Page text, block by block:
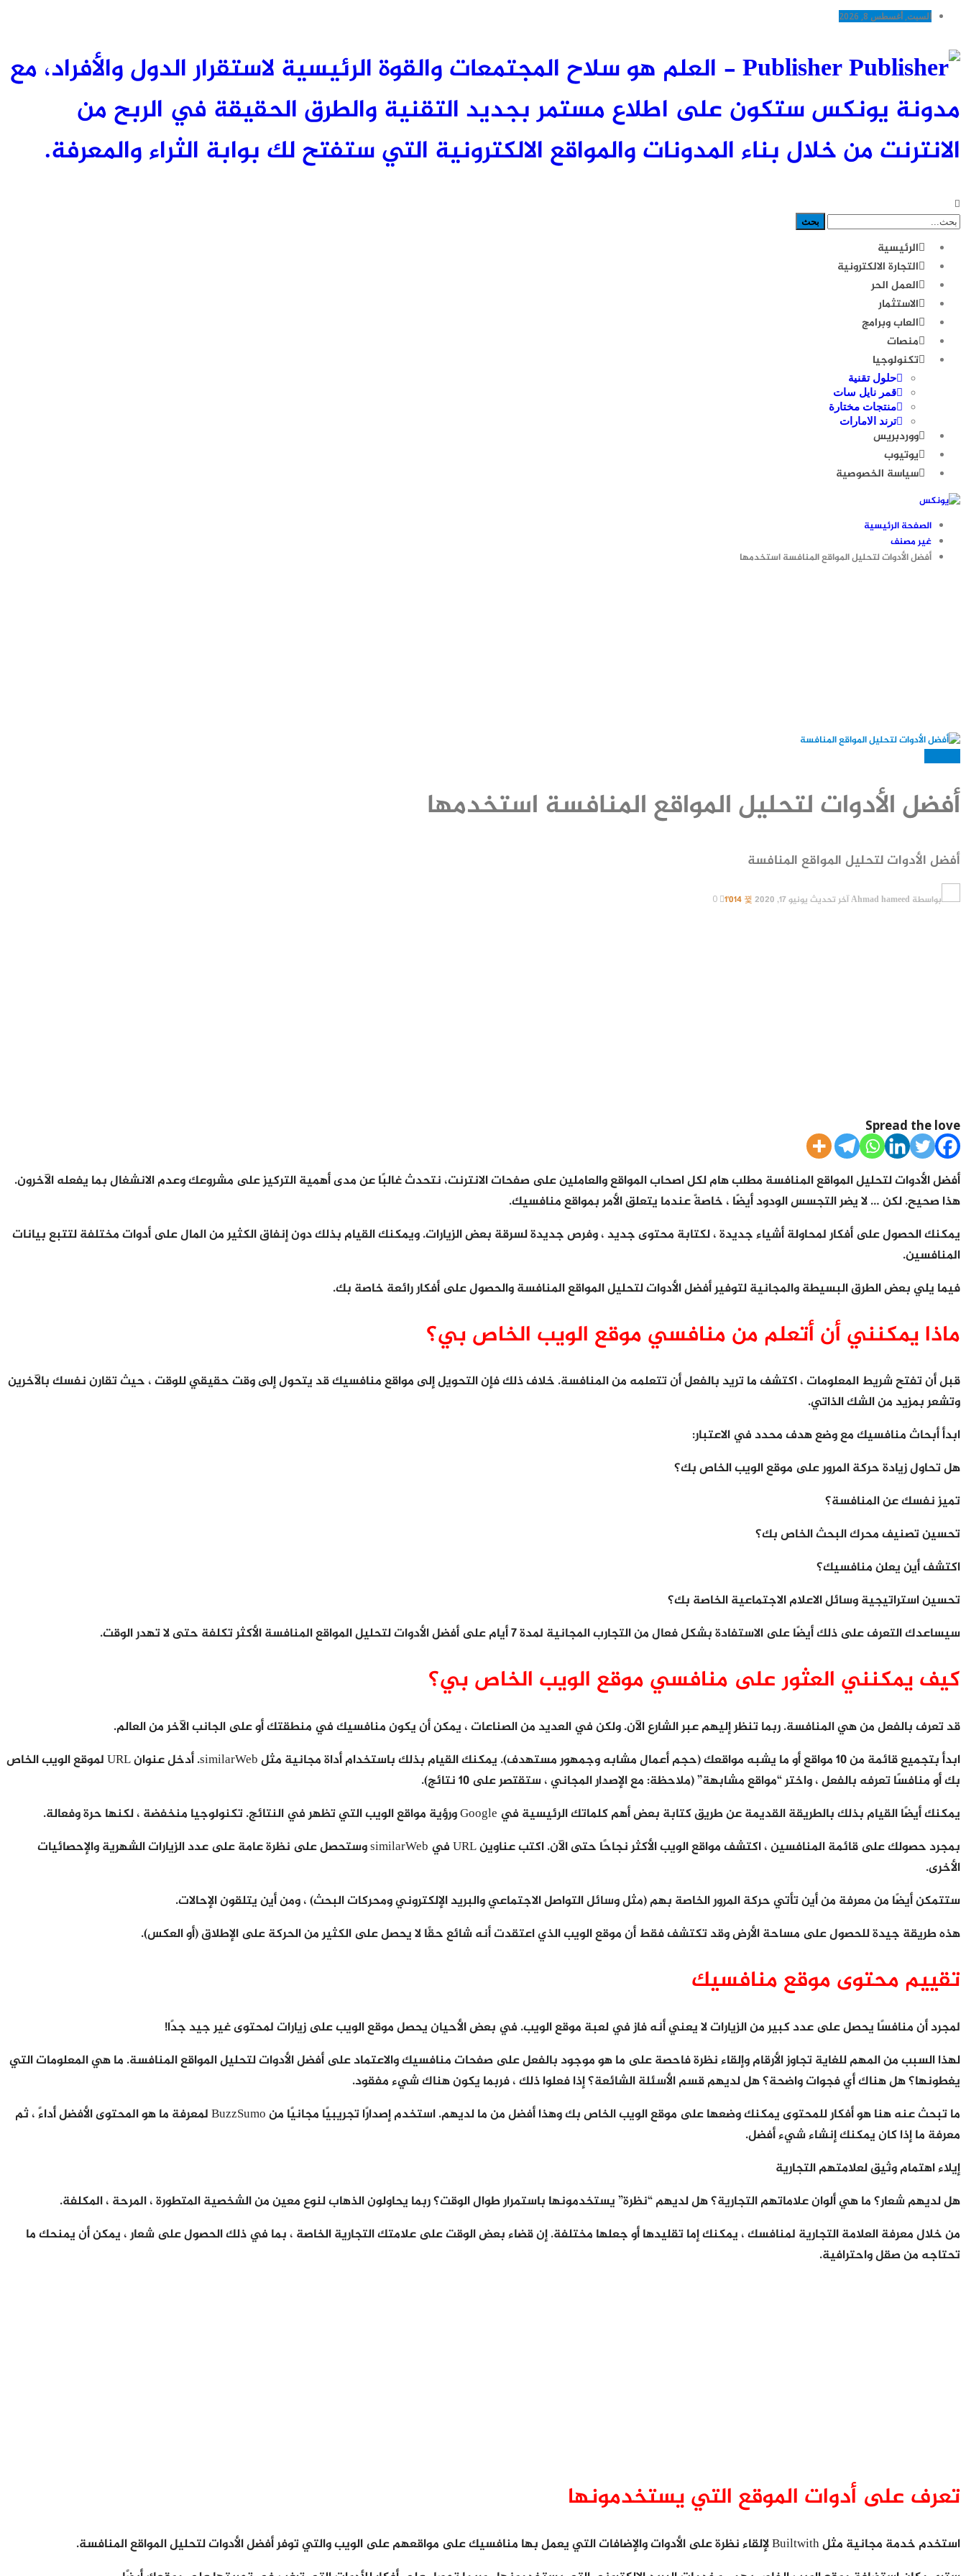
السبت, أغسطس 8, 2026
Publisher - العلم هو سلاح المجتمعات والقوة الرئيسية لاستقرار الدول والأفراد، مع
مدونة يونكس ستكون على اطلاع مستمر بجديد التقنية والطرق الحقيقة في الربح من
الانترنت من خلال بناء المدونات والمواقع الالكترونية التي ستفتح لك بوابة الثراء والمعرفة.
الرئيسية
التجارة الالكترونية
العمل الحر
الاستثمار
العاب وبرامج
منصات
تكنولوجيا
حلول تقنية
قمر نايل سات
منتجات مختارة
ترند الامارات
ووردبريس
يوتيوب
سياسة الخصوصية
الصفحة الرئيسية
غير مصنف
أفضل الأدوات لتحليل المواقع المنافسة استخدمها
أفضل الأدوات لتحليل المواقع المنافسة استخدمها
أفضل الأدوات لتحليل المواقع المنافسة
بواسطة Ahmad hameedآخر تحديث يونيو 17, 2020
Spread the love
أفضل الأدوات لتحليل المواقع المنافسة مطلب هام لكل اصحاب المواقع والعاملين على صفحات الانترنت، نتحدث غالبًا عن مدى أهمية التركيز على مشروعك وعدم الانشغال بما يفعله الآخرون.
هذا صحيح. لكن … لا يضر التجسس الودود أيضًا ، خاصةً عندما يتعلق الأمر بمواقع منافسيك.
يمكنك الحصول على أفكار لمحاولة أشياء جديدة ، لكتابة محتوى جديد ، وفرص جديدة لسرقة بعض الزيارات. ويمكنك القيام بذلك دون إنفاق الكثير من المال على أدوات مختلفة لتتبع بيانات
المنافسين.
فيما يلي بعض الطرق البسيطة والمجانية لتوفير أفضل الأدوات لتحليل المواقع المنافسة والحصول على أفكار رائعة خاصة بك.
ماذا يمكنني أن أتعلم من منافسي موقع الويب الخاص بي؟
قبل أن تفتح شريط المعلومات ، اكتشف ما تريد بالفعل أن تتعلمه من المنافسة. خلاف ذلك فإن التحويل إلى مواقع منافسيك قد يتحول إلى وقت حقيقي للوقت ، حيث تقارن نفسك بالآخرين
وتشعر بمزيد من الشك الذاتي.
ابدأ أبحاث منافسيك مع وضع هدف محدد في الاعتبار:
هل تحاول زيادة حركة المرور على موقع الويب الخاص بك؟
تميز نفسك عن المنافسة؟
تحسين تصنيف محرك البحث الخاص بك؟
اكتشف أين يعلن منافسيك؟
تحسين استراتيجية وسائل الاعلام الاجتماعية الخاصة بك؟
سيساعدك التعرف على ذلك أيضًا على الاستفادة بشكل فعال من التجارب المجانية لمدة 7 أيام على أفضل الأدوات لتحليل المواقع المنافسة الأكثر تكلفة حتى لا تهدر الوقت.
كيف يمكنني العثور على منافسي موقع الويب الخاص بي؟
قد تعرف بالفعل من هي المنافسة. ربما تنظر إليهم عبر الشارع الآن. ولكن في العديد من الصناعات ، يمكن أن يكون منافسيك في منطقتك أو على الجانب الآخر من العالم.
ابدأ بتجميع قائمة من 10 مواقع أو ما يشبه مواقعك (حجم أعمال مشابه وجمهور مستهدف). يمكنك القيام بذلك باستخدام أداة مجانية مثل similarWeb. أدخل عنوان URL لموقع الويب الخاص
بك أو منافسًا تعرفه بالفعل ، واختر “مواقع مشابهة” (ملاحظة: مع الإصدار المجاني ، ستقتصر على 10 نتائج).
يمكنك أيضًا القيام بذلك بالطريقة القديمة عن طريق كتابة بعض أهم كلماتك الرئيسية في Google ورؤية مواقع الويب التي تظهر في النتائج. تكنولوجيا منخفضة ، لكنها حرة وفعالة.
بمجرد حصولك على قائمة المنافسين ، اكتشف مواقع الويب الأكثر نجاحًا حتى الآن. اكتب عناوين URL في similarWeb وستحصل على نظرة عامة على عدد الزيارات الشهرية والإحصائيات
الأخرى.
ستتمكن أيضًا من معرفة من أين تأتي حركة المرور الخاصة بهم (مثل وسائل التواصل الاجتماعي والبريد الإلكتروني ومحركات البحث) ، ومن أين يتلقون الإحالات.
هذه طريقة جيدة للحصول على مساحة الأرض وقد تكتشف فقط أن موقع الويب الذي اعتقدت أنه شائع حقًا لا يحصل على الكثير من الحركة على الإطلاق (أو العكس).
تقييم محتوى موقع منافسيك
لمجرد أن منافسًا يحصل على عدد كبير من الزيارات لا يعني أنه فاز في لعبة موقع الويب. في بعض الأحيان يحصل موقع الويب على زيارات لمحتوى غير جيد جدًا!
لهذا السبب من المهم للغاية تجاوز الأرقام وإلقاء نظرة فاحصة على ما هو موجود بالفعل على صفحات منافسيك والاعتماد على أفضل الأدوات لتحليل المواقع المنافسة. ما هي المعلومات التي
يغطونها؟ هل هناك أي فجوات واضحة؟ هل لديهم قسم الأسئلة الشائعة؟ إذا فعلوا ذلك ، فربما يكون هناك شيء مفقود.
ما تبحث عنه هنا هو أفكار للمحتوى يمكنك وضعها على موقع الويب الخاص بك وهذا أفضل من ما لديهم. استخدم إصدارًا تجريبيًا مجانيًا من BuzzSumo لمعرفة ما هو المحتوى الأفضل أداءً ، ثم
معرفة ما إذا كان يمكنك إنشاء شيء أفضل.
إيلاء اهتمام وثيق لعلامتهم التجارية
هل لديهم شعار؟ ما هي ألوان علاماتهم التجارية؟ هل لديهم “نظرة” يستخدمونها باستمرار طوال الوقت؟ ربما يحاولون الذهاب لنوع معين من الشخصية المتطورة ، المرحة ، المكلفة.
من خلال معرفة العلامة التجارية لمنافسك ، يمكنك إما تقليدها أو جعلها مختلفة. إن قضاء بعض الوقت على علامتك التجارية الخاصة ، بما في ذلك الحصول على شعار ، يمكن أن يمنحك ما
تحتاجه من صقل واحترافية.
تعرف على أدوات الموقع التي يستخدمونها
استخدم خدمة مجانية مثل Builtwith لإلقاء نظرة على الأدوات والإضافات التي يعمل بها منافسيك على مواقعهم على الويب والتي توفر أفضل الأدوات لتحليل المواقع المنافسة.